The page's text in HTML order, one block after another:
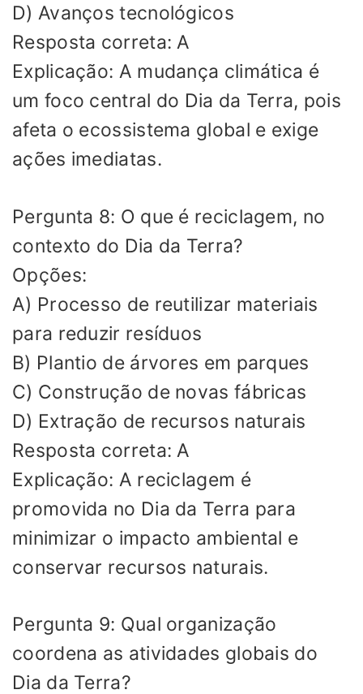
D) Avanços tecnológicos
Resposta correta: A
Explicação: A mudança climática é
um foco central do Dia da Terra, pois
afeta o ecossistema global e exige
ações imediatas.
Pergunta 8: O que é reciclagem, no
contexto do Dia da Terra?
Opções:
A) Processo de reutilizar materiais
para reduzir resíduos
B) Plantio de árvores em parques
C) Construção de novas fábricas
D) Extração de recursos naturais
Resposta correta: A
Explicação: A reciclagem é
promovida no Dia da Terra para
minimizar o impacto ambiental e
conservar recursos naturais.
Pergunta 9: Qual organização
coordena as atividades globais do
Dia da Terra?